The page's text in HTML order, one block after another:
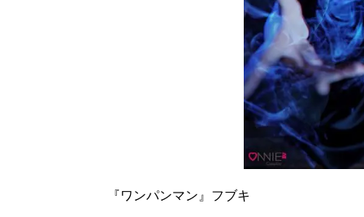
『ワンパンマン』フブキ